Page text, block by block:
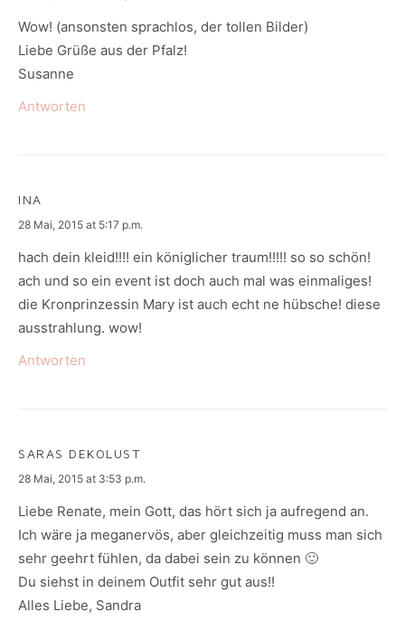
Wow! (ansonsten sprachlos, der tollen Bilder)
Liebe Grüße aus der Pfalz!
Susanne
Antworten
INA
says:
28 Mai, 2015 at 5:17 p.m.
hach dein kleid!!!! ein königlicher traum!!!!! so so schön!
ach und so ein event ist doch auch mal was einmaliges!
die Kronprinzessin Mary ist auch echt ne hübsche! diese
ausstrahlung. wow!
Antworten
SARAS DEKOLUST
says:
28 Mai, 2015 at 3:53 p.m.
Liebe Renate, mein Gott, das hört sich ja aufregend an.
Ich wäre ja meganervös, aber gleichzeitig muss man sich
sehr geehrt fühlen, da dabei sein zu können 🙂
Du siehst in deinem Outfit sehr gut aus!!
Alles Liebe, Sandra